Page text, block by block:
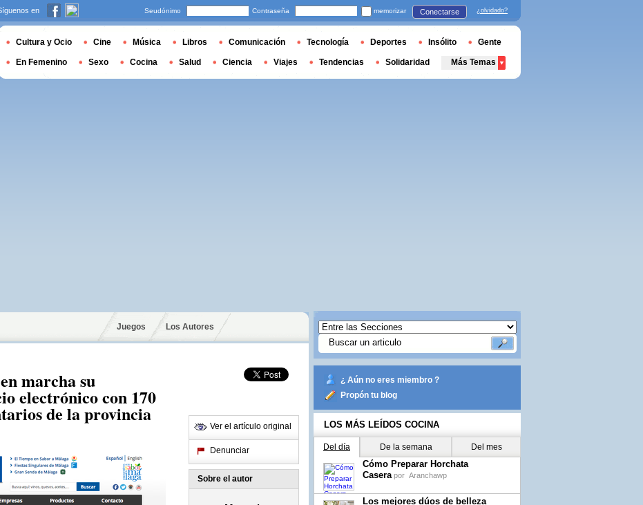
Juegos Los Autores
marcha su
electrónico con 170
de la provincia
Ver el artículo original
Denunciar
Sobre el autor
¿ Aún no eres miembro ?
Propón tu blog
LOS MÁS LEÍDOS COCINA
Del día De la semana Del mes
Cómo Preparar Horchata
Casera por Aranchawp
Los mejores dúos de belleza
en Seudónimo Contraseña memorizar Conectarse ¿olvidado?
Cultura y Ocio Cine Música Libros Comunicación Tecnología Deportes Insólito Gente
En Femenino Sexo Cocina Salud Ciencia Viajes Tendencias Solidaridad Más Temas